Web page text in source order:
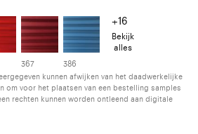
367 386
+16
Bekijk
alles
kunnen afwijken van het daadwerkelijke
om voor het plaatsen van een bestelling samples
rechten kunnen worden ontleend aan digitale